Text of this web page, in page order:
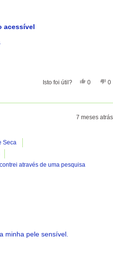
acessível
Isto foi útil? Sim,
0 0
7 meses atrás
Seca
através de uma pesquisa
minha pele sensível.